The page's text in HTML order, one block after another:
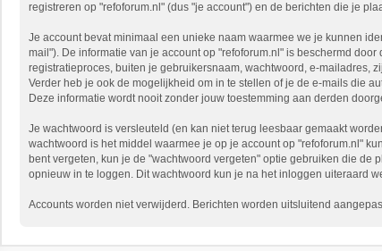
registreren op "refoforum.nl" (dus "je account") en de berichten die je
Je account bevat minimaal een unieke naam waarmee we je kunnen
mail"). De informatie van je account op "refoforum.nl" is beschermd
registratieproces, buiten je gebruikersnaam, wachtwoord, e-mailadres,
Verder heb je ook de mogelijkheid om in te stellen of je de e-mails die
Deze informatie wordt nooit zonder jouw toestemming aan derden
Je wachtwoord is versleuteld (en kan niet terug leesbaar gemaakt
wachtwoord is het middel waarmee je op je account op "refoforum.nl"
bent vergeten, kun je de "wachtwoord vergeten" optie gebruiken die
opnieuw in te loggen. Dit wachtwoord kun je na het inloggen uiteraard
Accounts worden niet verwijderd. Berichten worden uitsluitend